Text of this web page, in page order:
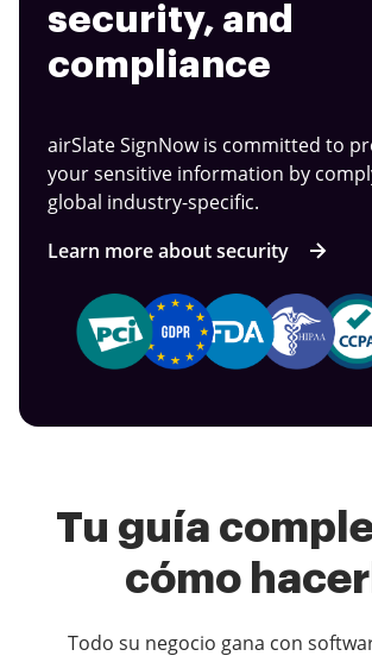
security, and
compliance
airSlate SignNow is committed to
your sensitive information by
global industry-specific.
Learn more about security
Tu guía
cómo
Todo su negocio gana con